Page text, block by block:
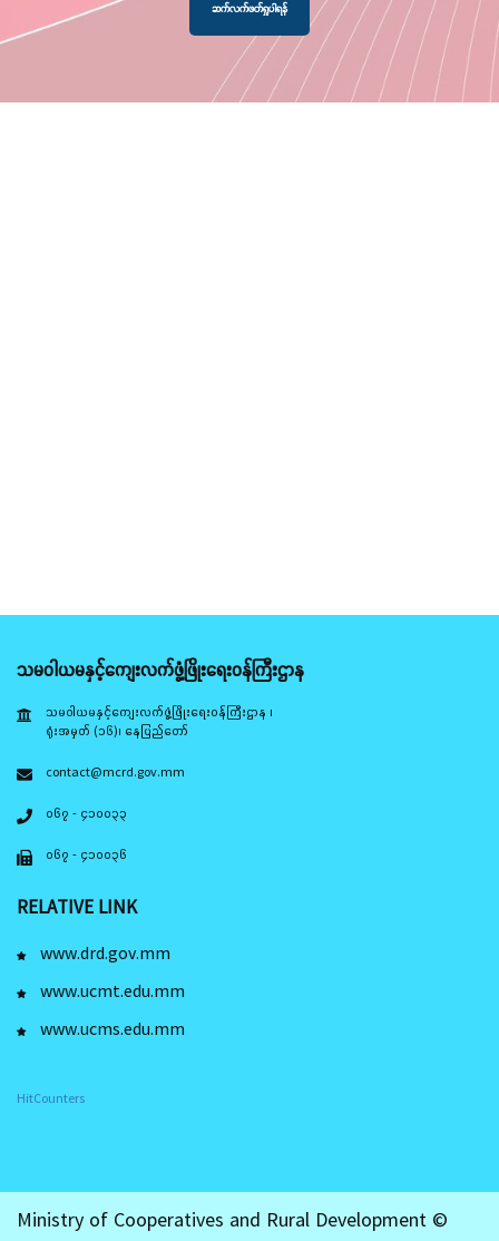
ဆက်လက်ဖတ်ရှုပါရန်
သမဝါယမနှင့်ကျေးလက်ဖွံ့ဖြိုးရေးဝန်ကြီးဌာန
သမဝါယမနှင့်ကျေးလက်ဖွံ့ဖြိုးရေးဝန်ကြီးဌာန ၊
ရုံးအမှတ် (၁၆)၊ နေပြည်တော်
contact@mcrd.gov.mm
၀၆၇ - ၄၁၀၀၃၃
၀၆၇ - ၄၁၀၀၃၆
RELATIVE LINK
www.drd.gov.mm
www.ucmt.edu.mm
www.ucms.edu.mm
HitCounters
Ministry of Cooperatives and Rural Development ©